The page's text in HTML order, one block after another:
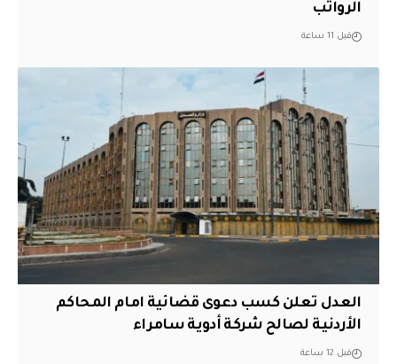
الرواتب
قبل 11 ساعة
العدل تعلن كسب دعوى قضائية امام المحاكم
الأردنية لصالح شركة أدوية سامراء
قبل 12 ساعة